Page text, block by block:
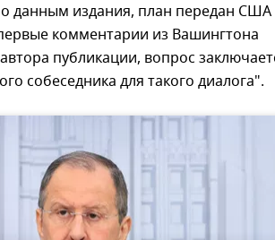
данным издания, план передан
комментарии из Вашингтона
публикации, вопрос
собеседника для такого диалога".